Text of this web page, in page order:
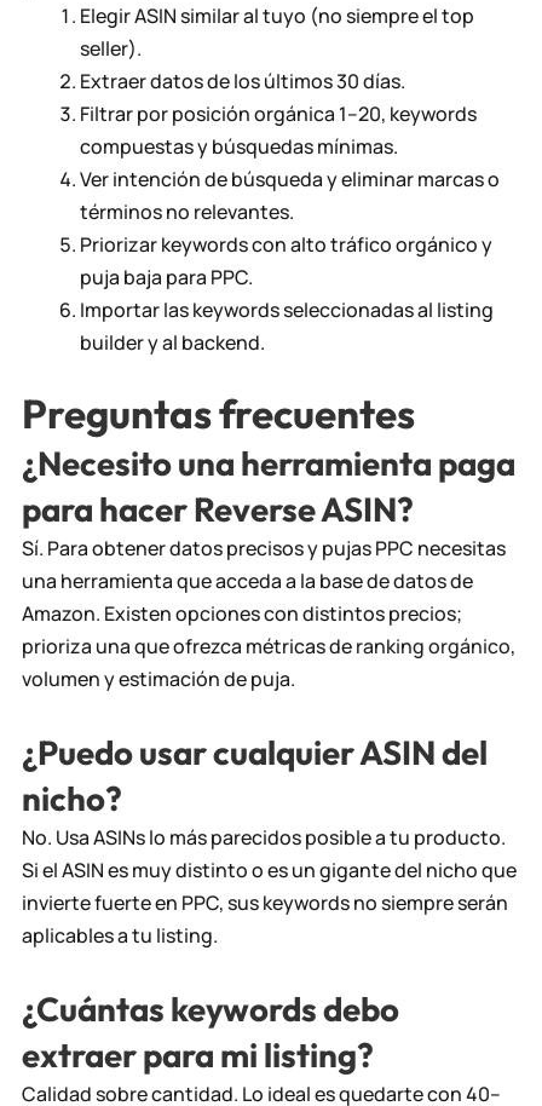
Elegir ASIN similar al tuyo (no siempre el top
seller).
Extraer datos de los últimos 30 días.
Filtrar por posición orgánica 1–20, keywords
compuestas y búsquedas mínimas.
Ver intención de búsqueda y eliminar marcas o
términos no relevantes.
Priorizar keywords con alto tráfico orgánico y
puja baja para PPC.
Importar las keywords seleccionadas al listing
builder y al backend.
Preguntas frecuentes
¿Necesito una herramienta paga
para hacer Reverse ASIN?
Sí. Para obtener datos precisos y pujas PPC necesitas
una herramienta que acceda a la base de datos de
Amazon. Existen opciones con distintos precios;
prioriza una que ofrezca métricas deranking orgánico,
volumen y estimación de puja.
¿Puedo usar cualquier ASIN del
nicho?
No. Usa ASINs lo más parecidos posible a tu producto.
Si el ASIN es muy distinto o es un gigante del nicho que
invierte fuerte en PPC, sus keywords no siempre serán
aplicables a tu listing.
¿Cuántas keywords debo
extraer para mi listing?
Calidad sobre cantidad. Lo ideal es quedarte con 40–